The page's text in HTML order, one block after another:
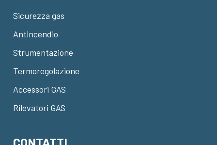
Sicurezza gas
Antincendio
Strumentazione
Termoregolazione
Accessori GAS
Rilevatori GAS
CONTATTI